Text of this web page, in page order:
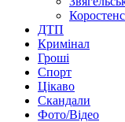
ДТП
Кримінал
Гроші
Спорт
Цікаво
Скандали
Фото/Відео